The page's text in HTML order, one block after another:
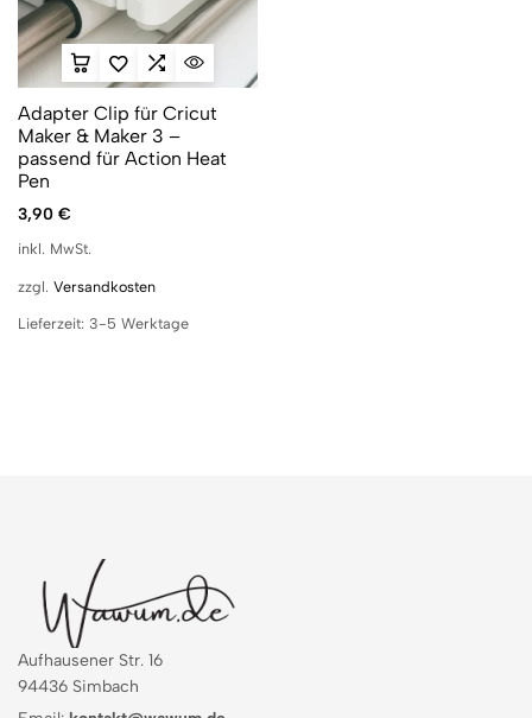
Adapter Clip für Cricut
Maker & Maker 3 –
passend für Action Heat
Pen
3,90 €
inkl. MwSt.
zzgl. Versandkosten
Lieferzeit: 3-5 Werktage
Aufhausener Str. 16
94436 Simbach